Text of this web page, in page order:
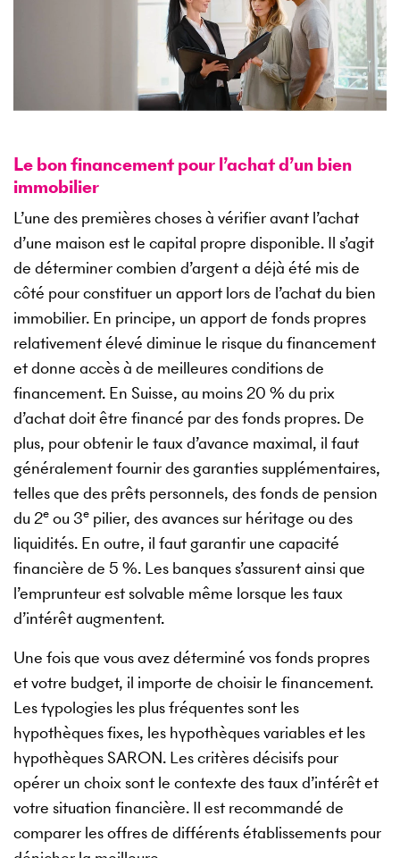
Le bon financement pour l’achat d’un bien
immobilier
L’une des premières choses à vérifier avant l’achat
d’une maison est le capital propre disponible. Il s’agit
de déterminer combien d’argent a déjà été mis de
côté pour constituer un apport lors de l’achat du bien
immobilier. En principe, un apport de fonds propres
relativement élevé diminue le risque du financement
et donne accès à de meilleures conditions de
financement. En Suisse, au moins 20 % du prix
d’achat doit être financé par des fonds propres. De
plus, pour obtenir le taux d’avance maximal, il faut
généralement fournir des garanties supplémentaires,
telles que des prêts personnels, des fonds de pension
du 2e ou 3e pilier, des avances sur héritage ou des
liquidités. En outre, il faut garantir une capacité
financière de 5 %. Les banques s’assurent ainsi que
l’emprunteur est solvable même lorsque les taux
d’intérêt augmentent.
Une fois que vous avez déterminé vos fonds propres
et votre budget, il importe de choisir le financement.
Les typologies les plus fréquentes sont les
hypothèques fixes, les hypothèques variables et les
hypothèques SARON. Les critères décisifs pour
opérer un choix sont le contexte des taux d’intérêt et
votre situation financière. Il est recommandé de
comparer les offres de différents établissements pour